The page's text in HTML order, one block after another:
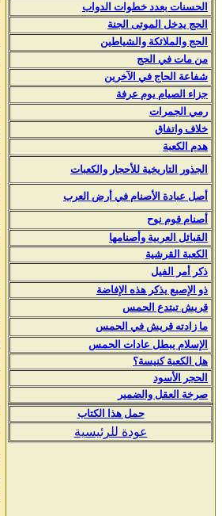
الحسنات بعدد خطوات الدواب
الحج يدخل الموتى الجنة
الحج والملائكة والشياطين
من مات في الحج
شفاعة الحاج في الآخرين
جزاء الصيام يوم عرفة
رمي الجمرات
خلاف واتفاق
هدم الكعبة
الجذور التاريخية للأحجار والكعبات
أصل عبادة الأصنام في أرض العرب
أصنام قوم نوح
لقبائل العربية وأصنامها
الكعبة القرشية
ذكر أمر الفيل
ذو الإصبع يذكر هذه الإفاضة
قريش تبتدع الحمس
ما زادته قريش في الحمس
الإسلام يبطل عادات الحمس
هل الكعبة كنيسة؟
الحجر الأسود
صرخة العقل والضمير
حمل هذا الكتاب
عودة للرئيسية